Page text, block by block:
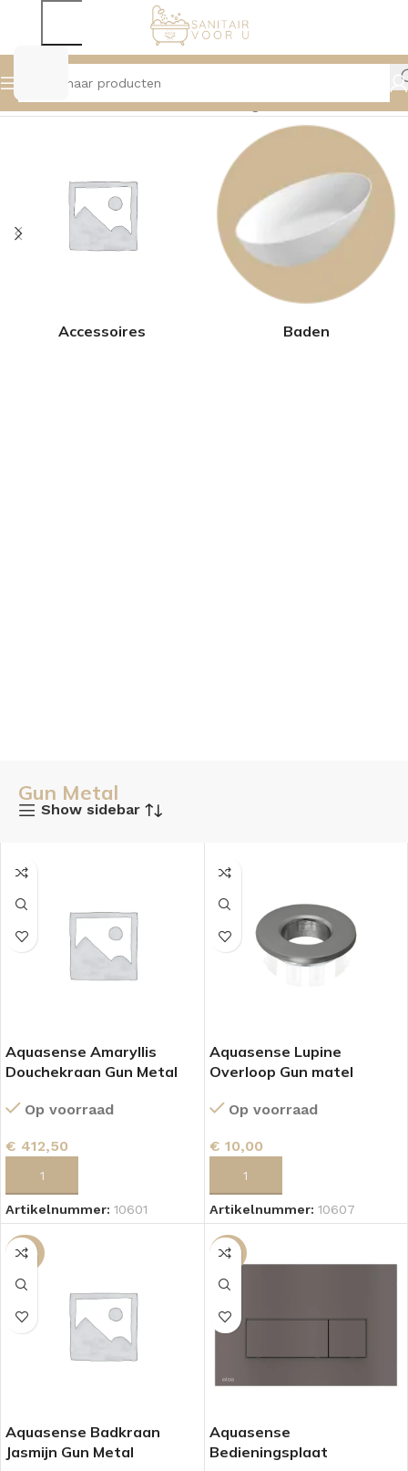
Home Product Kleur Gun Metal Pagina 3
Accessoires Baden
Gun Metal
Show sidebar
Aquasense Amaryllis
Douchekraan Gun Metal
Op voorraad
€ 412,50
Artikelnummer: 10601
Aquasense Lupine
Overloop Gun matel
Op voorraad
€ 10,00
Artikelnummer: 10607
-50%
Aquasense Badkraan
Jasmijn Gun Metal
-10%
Aquasense
Bedieningsplaat